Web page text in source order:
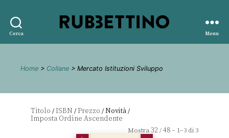
Cerca
editore
Menu
Home > Collane > Mercato Istituzioni Sviluppo
Titolo /ISBN /Prezzo /Novità/
Mostra32/48– 1–3 di 3